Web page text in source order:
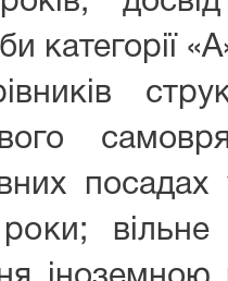
категорії
посадах
вільне